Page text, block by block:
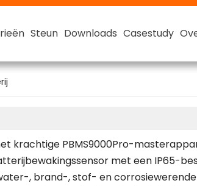
Steun Downloads Casestudy
Steun Downloads Casestudy
Steun Downloads Casestudy
Steun Downloads Casestudy
krachtige PBMS9000Pro-
met een IP65-
, brand-, stof- en